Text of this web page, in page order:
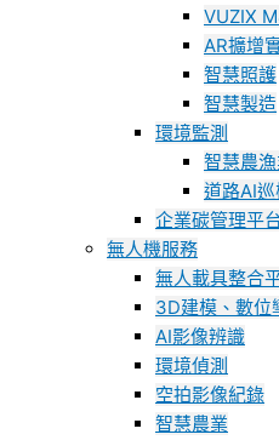
VUZIX
AR擴增
智慧照護
智慧製造
環境監測
智慧農
道路AI
企業碳管理平
無人機服務
無人載具整合
3D建模、數位
AI影像辨識
環境偵測
空拍影像紀錄
智慧農業